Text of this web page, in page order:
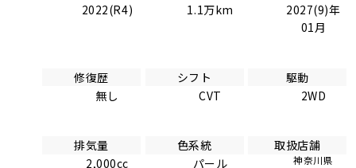
2022(R4)
1.1万km
2027(9)年
01月
修復歴
無し
シフト
CVT
駆動
2WD
排気量
2,000cc
色系統
パール
取扱店舗
神奈川県